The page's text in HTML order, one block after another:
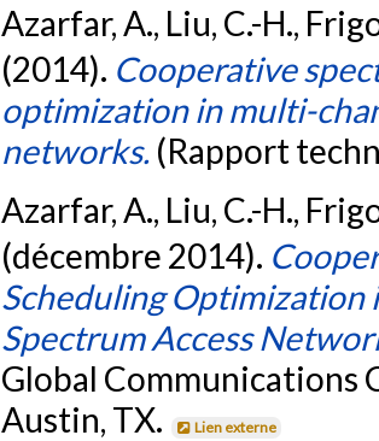
Azarfar, A., Liu, C.-H.,
(2014). Cooperative
optimization in multi-
networks. (Rapport
Azarfar, A., Liu, C.-H.,
(décembre 2014).
Scheduling
Spectrum Access
Global Communications
Austin, TX.
Lien externe